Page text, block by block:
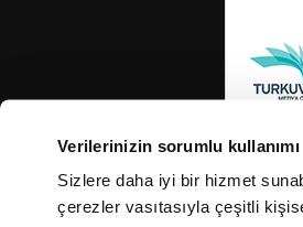
Verilerinizin sorumlu kullanımı
Sizlere daha iyi bir hizmet
çerezler vasıtasıyla çeşitli